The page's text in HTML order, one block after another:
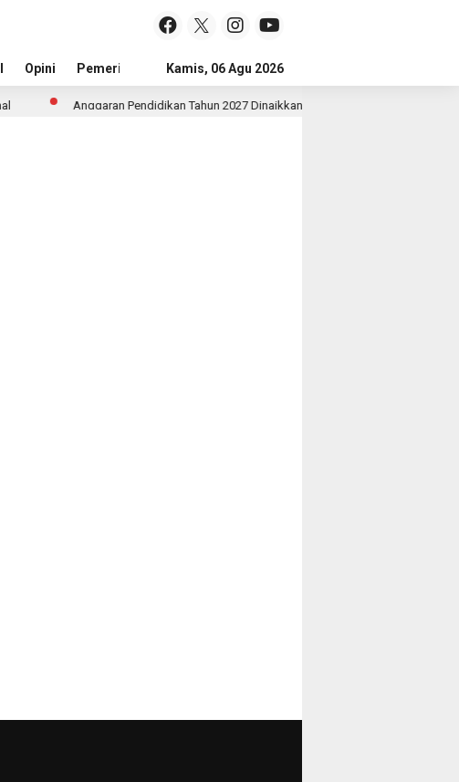
Opini Pemerintah Sejarah Dan Budaya
Kamis, 06 Agu 2026
Anggaran Pendidikan Tahun 2027 Dinaikkan Untuk Meningkatkan Kualitas